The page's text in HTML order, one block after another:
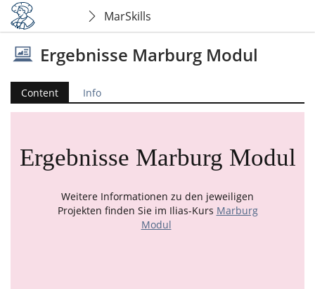
MarSkills
Ergebnisse Marburg Modul
Content Info
Ergebnisse Marburg Modul
Weitere Informationen zu den jeweiligen
Projekten finden Sie im Ilias-Kurs Marburg
Modul